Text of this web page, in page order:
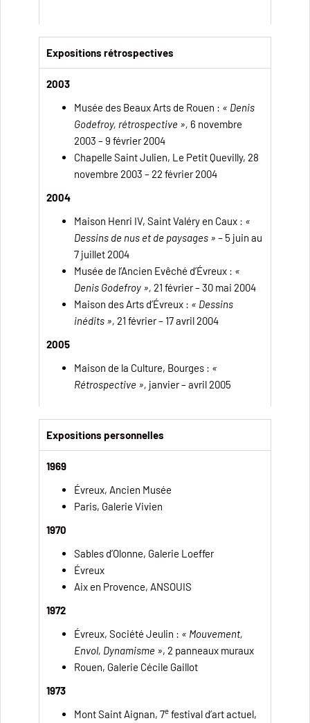
Expositions rétrospectives
2003
Musée des Beaux Arts de Rouen : « Denis
Godefroy, rétrospective », 6 novembre
2003 – 9 février 2004
Chapelle Saint Julien, Le Petit Quevilly, 28
novembre 2003 – 22 février 2004
2004
Maison Henri IV, Saint Valéry en Caux : «
Dessins de nus et de paysages » – 5 juin au
7 juillet 2004
Musée de l’Ancien Evêché d’Évreux : «
Denis Godefroy », 21 février – 30 mai 2004
Maison des Arts d’Évreux : « Dessins
inédits », 21 février – 17 avril 2004
2005
Maison de la Culture, Bourges : «
Rétrospective », janvier – avril 2005
Expositions personnelles
1969
Évreux, Ancien Musée
Paris, Galerie Vivien
1970
Sables d’Olonne, Galerie Loeffer
Évreux
Aix en Provence, ANSOUIS
1972
Évreux, Société Jeulin : « Mouvement,
Envol, Dynamisme », 2 panneaux muraux
Rouen, Galerie Cécile Gaillot
1973
Mont Saint Aignan, 7e festival d’art actuel,